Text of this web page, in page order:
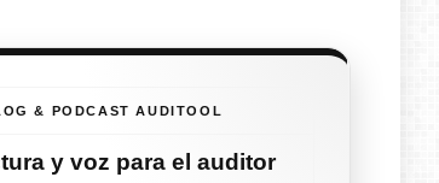
& PODCAST AUDITOOL
y voz para el auditor